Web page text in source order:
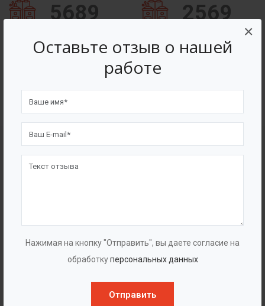
Оставьте отзыв о нашей
работе
Нажимая на кнопку "Отправить", вы даете согласие на
обработкуперсональных данных
Отправить
×
5689 2569
Счастливых клиентов
Сертификаты